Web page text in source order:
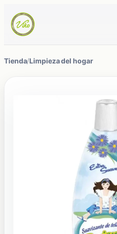
Tienda/Limpieza del hogar